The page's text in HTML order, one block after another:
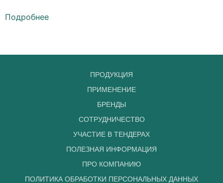
Подробнее
ПРОДУКЦИЯ
ПРИМЕНЕНИЕ
БРЕНДЫ
СОТРУДНИЧЕСТВО
УЧАСТИЕ В ТЕНДЕРАХ
ПОЛЕЗНАЯ ИНФОРМАЦИЯ
ПРО КОМПАНИЮ
ПОЛИТИКА ОБРАБОТКИ ПЕРСОНАЛЬНЫХ ДАННЫХ